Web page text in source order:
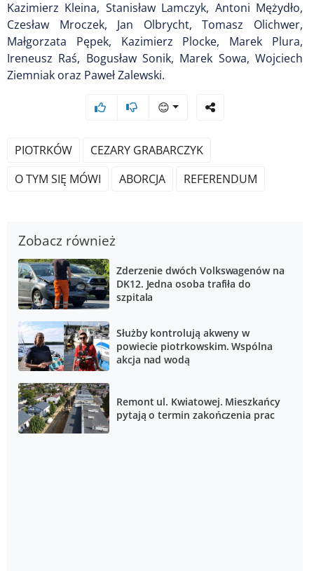
Kazimierz Kleina, Stanisław Lamczyk, Antoni Mężydło,
Czesław Mroczek, Jan Olbrycht, Tomasz Olichwer,
Małgorzata Pępek, Kazimierz Plocke, Marek Plura,
Ireneusz Raś, Bogusław Sonik, Marek Sowa, Wojciech
Ziemniak oraz Paweł Zalewski.
😊
PIOTRKÓW
CEZARY GRABARCZYK
O TYM SIĘ MÓWI
ABORCJA REFERENDUM
Zobacz również
Zderzenie dwóch Volkswagenów na
DK12. Jedna osoba trafiła do
szpitala
Służby kontrolują akweny w
powiecie piotrkowskim. Wspólna
akcja nad wodą
Remont ul. Kwiatowej. Mieszkańcy
pytają o termin zakończenia prac